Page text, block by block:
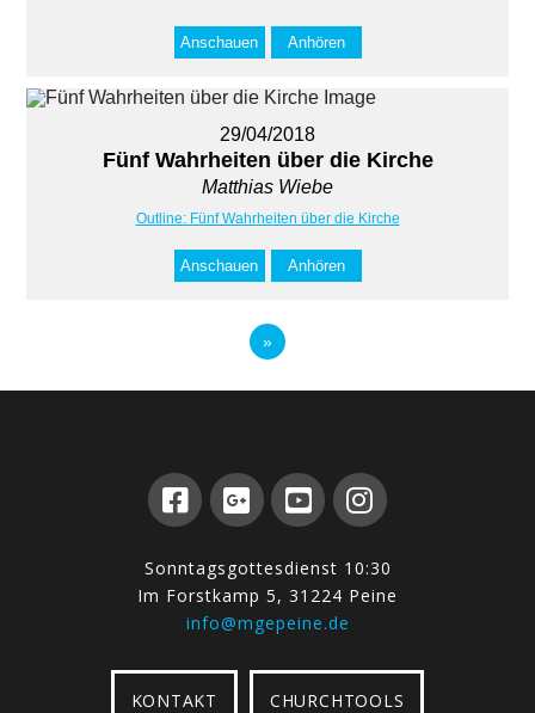
Anschauen Anhören
29/04/2018
Fünf Wahrheiten über die Kirche
Matthias Wiebe
Outline: Fünf Wahrheiten über die Kirche
Anschauen Anhören
»
Sonntagsgottesdienst 10:30
Im Forstkamp 5, 31224 Peine
info@mgepeine.de
KONTAKT CHURCHTOOLS